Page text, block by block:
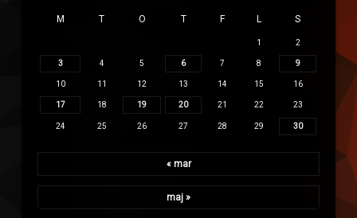
M T O T F L S
1 2
3 4 5 6 7 8 9
10 11 12 13 14 15 16
17 18 19 20 21 22 23
24 25 26 27 28 29 30
« mar
maj »